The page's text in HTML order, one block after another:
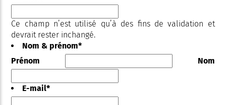
Ce champ n’est utilisé qu’à des fins de validation et
devrait rester inchangé.
Nom & prénom*
Prénom
Nom
E-mail*